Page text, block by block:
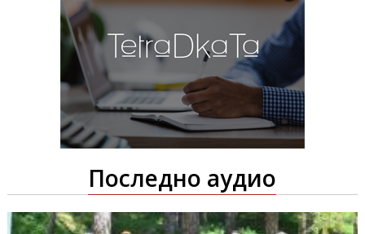
Последно аудио